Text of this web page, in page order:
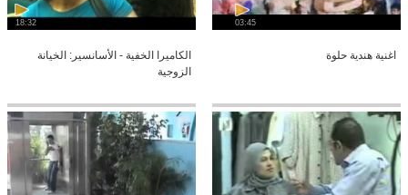
03:45
اغنية هندية حلوة
18:32
الكاميرا الخفية - الأسانسير: الخيانة
الزوجية